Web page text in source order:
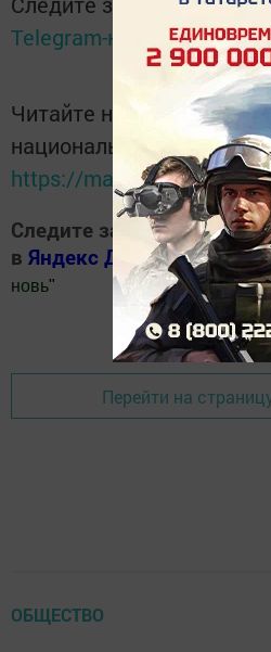
Telegram-канале
Читайте новости
национальном
https://max.ru/tatmedia
Следите за самым
в Яндекс Дзени
новь"
Добавить Шешминскую новь в
Перейти на
ОБЩЕСТВО